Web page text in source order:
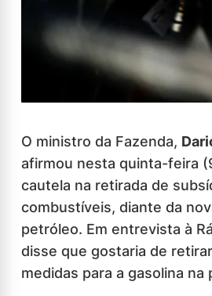
O ministro da Fazenda,
afirmou nesta quinta-feira
cautela na retirada de
combustíveis, diante da
petróleo. Em entrevista à
disse que gostaria de
medidas para a gasolina na